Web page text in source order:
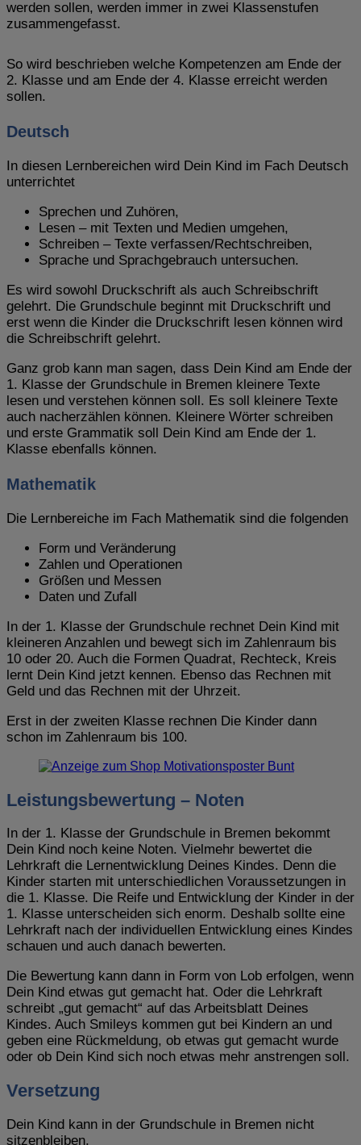
werden sollen, werden immer in zwei Klassenstufen
zusammengefasst.
So wird beschrieben welche Kompetenzen am Ende der
2. Klasse und am Ende der 4. Klasse erreicht werden
sollen.
Deutsch
In diesen Lernbereichen wird Dein Kind im Fach Deutsch
unterrichtet
Sprechen und Zuhören,
Lesen – mit Texten und Medien umgehen,
Schreiben – Texte verfassen/Rechtschreiben,
Sprache und Sprachgebrauch untersuchen.
Es wird sowohl Druckschrift als auch Schreibschrift
gelehrt. Die Grundschule beginnt mit Druckschrift und
erst wenn die Kinder die Druckschrift lesen können wird
die Schreibschrift gelehrt.
Ganz grob kann man sagen, dass Dein Kind am Ende der
1. Klasse der Grundschule in Bremen kleinere Texte
lesen und verstehen können soll. Es soll kleinere Texte
auch nacherzählen können. Kleinere Wörter schreiben
und erste Grammatik soll Dein Kind am Ende der 1.
Klasse ebenfalls können.
Mathematik
Die Lernbereiche im Fach Mathematik sind die folgenden
Form und Veränderung
Zahlen und Operationen
Größen und Messen
Daten und Zufall
In der 1. Klasse der Grundschule rechnet Dein Kind mit
kleineren Anzahlen und bewegt sich im Zahlenraum bis
10 oder 20. Auch die Formen Quadrat, Rechteck, Kreis
lernt Dein Kind jetzt kennen. Ebenso das Rechnen mit
Geld und das Rechnen mit der Uhrzeit.
Erst in der zweiten Klasse rechnen Die Kinder dann
schon im Zahlenraum bis 100.
Leistungsbewertung – Noten
In der 1. Klasse der Grundschule in Bremen bekommt
Dein Kind noch keine Noten. Vielmehr bewertet die
Lehrkraft die Lernentwicklung Deines Kindes. Denn die
Kinder starten mit unterschiedlichen Voraussetzungen in
die 1. Klasse. Die Reife und Entwicklung der Kinder in der
1. Klasse unterscheiden sich enorm. Deshalb sollte eine
Lehrkraft nach der individuellen Entwicklung eines Kindes
schauen und auch danach bewerten.
Die Bewertung kann dann in Form von Lob erfolgen, wenn
Dein Kind etwas gut gemacht hat. Oder die Lehrkraft
schreibt „gut gemacht“ auf das Arbeitsblatt Deines
Kindes. Auch Smileys kommen gut bei Kindern an und
geben eine Rückmeldung, ob etwas gut gemacht wurde
oder ob Dein Kind sich noch etwas mehr anstrengen soll.
Versetzung
Dein Kind kann in der Grundschule in Bremen nicht
sitzenbleiben.